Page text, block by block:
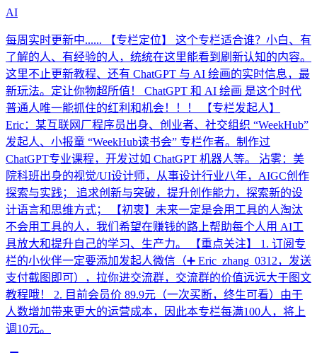
AI
每周实时更新中...... 【专栏定位】 这个专栏适合谁？小白、有
了解的人、有经验的人，统统在这里能看到刷新认知的内容。
这里不止更新教程、还有 ChatGPT 与 AI 绘画的实时信息，最
新玩法。定让你物超所值！ ChatGPT 和 AI 绘画 是这个时代
普通人唯一能抓住的红利和机会！！！ 【专栏发起人】
Eric：某互联网厂程序员出身、创业者、社交组织 “WeekHub”
发起人、小报童 “WeekHub读书会” 专栏作者。制作过
ChatGPT专业课程，开发过如 ChatGPT 机器人等。 沾雾：美
院科班出身的视觉/UI设计师，从事设计行业八年，AIGC创作
探索与实践； 追求创新与突破，提升创作能力，探索新的设
计语言和思维方式； 【初衷】未来一定是会用工具的人淘汰
不会用工具的人，我们希望在赚钱的路上帮助每个人用 AI工
具放大和提升自己的学习、生产力。 【重点关注】 1. 订阅专
栏的小伙伴一定要添加发起人微信（➕ Eric_zhang_0312，发送
支付截图即可），拉你进交流群，交流群的价值远远大于图文
教程哦！ 2. 目前会员价 89.9元（一次买断，终生可看）由于
人数增加带来更大的运营成本，因此本专栏每满100人，将上
调10元。